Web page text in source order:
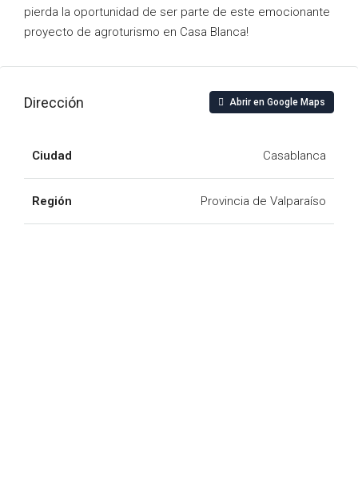
pierda la oportunidad de ser parte de este emocionante
proyecto de agroturismo en Casa Blanca!
Dirección Abrir en Google Maps
Ciudad Casablanca
Región Provincia de Valparaíso